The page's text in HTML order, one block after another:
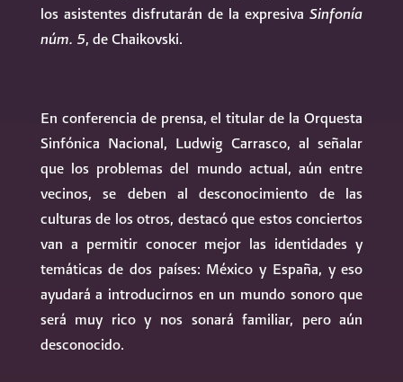
los asistentes disfrutarán de la expresivaSinfonía
núm. 5, de Chaikovski.
En conferencia de prensa, el titular de la Orquesta
Sinfónica Nacional, Ludwig Carrasco, al señalar
que los problemas del mundo actual, aún entre
vecinos, se deben al desconocimiento de las
culturas de los otros, destacó que estos conciertos
van a permitir conocer mejor las identidades y
temáticas de dos países: México y España, y eso
ayudará a introducirnos en un mundo sonoro que
será muy rico y nos sonará familiar, pero aún
desconocido.